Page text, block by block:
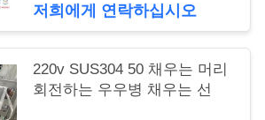
저희에게 연락하십시오
220v SUS304 50 채우는 머리
회전하는 우우병 채우는 선